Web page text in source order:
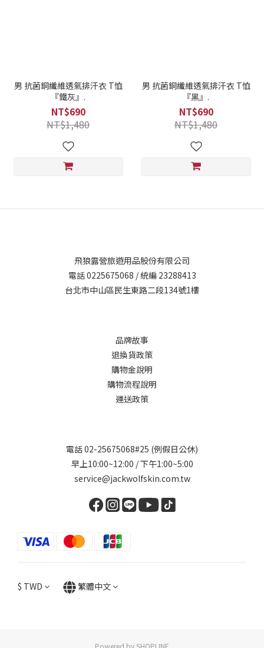
男 抗菌銅纖維透氣排汗衣 T恤
『鐵灰』.
NT$690
NT$1,480
男 抗菌銅纖維透氣排汗衣 T恤
『黑』.
NT$690
NT$1,480
飛狼露營旅遊用品股份有限公司
電話 0225675068 / 統編 23288413
台北市中山區民生東路二段134號1樓
品牌故事
退換貨政策
購物金說明
購物流程說明
運送政策
電話 02-25675068#25 (例假日公休)
早上10:00~12:00 / 下午1:00~5:00
service@jackwolfskin.com.tw
$ TWD 繁體中文